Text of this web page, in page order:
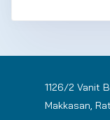
1126/2 Vanit
Makkasan,